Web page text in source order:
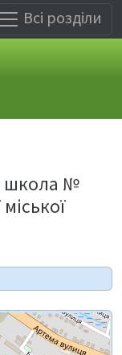
Всі розділи
школа №